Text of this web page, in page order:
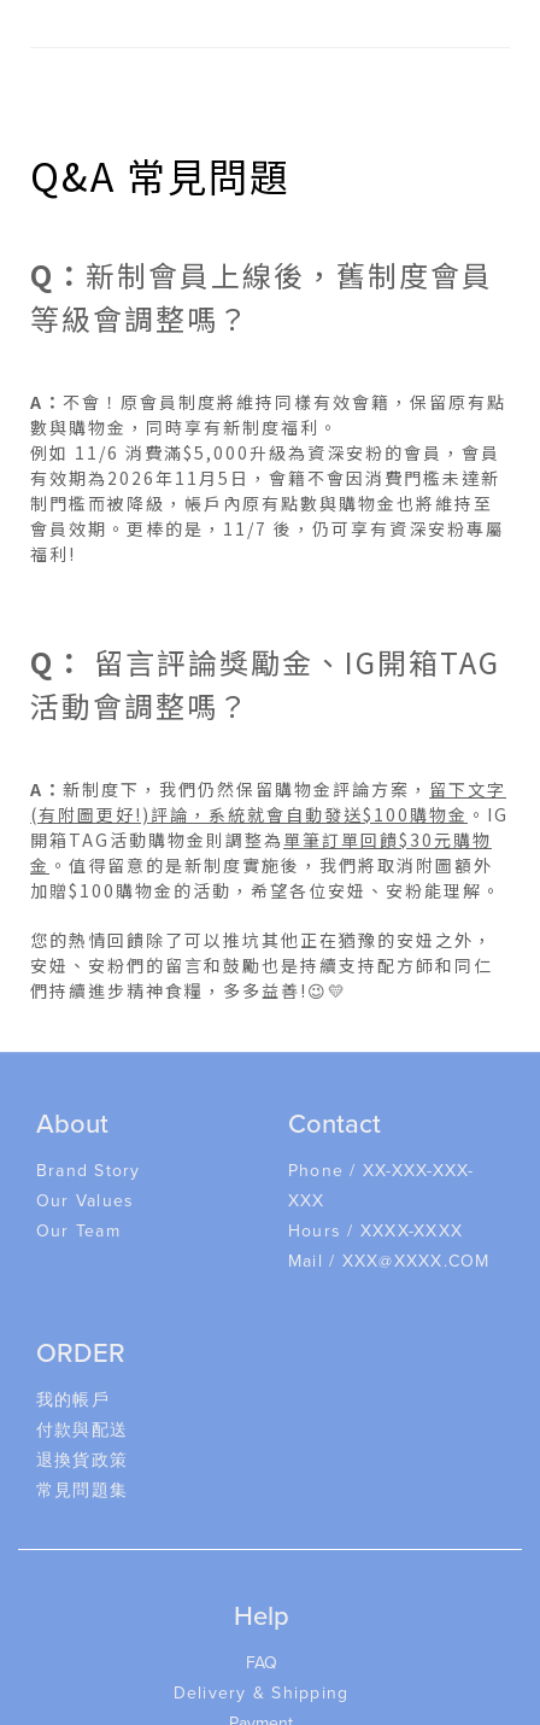
Q&A 常見問題
Q： 新制會員上線後，舊制度會員
等級會調整嗎？
A： 不會！原會員制度將維持同樣有效會籍，保留原有點
數與購物金，同時享有新制度福利。
例如 11/6 消費滿$5,000升級為資深安粉的會員，會員
有效期為2026年11月5日，會籍不會因消費門檻未達新
制門檻而被降級，帳戶內原有點數與購物金也將維持至
會員效期。更棒的是，11/7 後，仍可享有資深安粉專屬
福利!
Q： 留言評論獎勵金、IG開箱TAG
活動會調整嗎？
A： 新制度下，我們仍然保留購物金評論方案， 留下文字
(有附圖更好!)評論，系統就會自動發送$100購物金 。IG
開箱TAG活動購物金則調整為單筆訂單回饋$30元購物
金 。值得留意的是新制度實施後，我們將取消附圖額外
加贈$100購物金的活動，希望各位安妞、安粉能理解。
您的熱情回饋除了可以推坑其他正在猶豫的安妞之外，
安妞、安粉們的留言和鼓勵也是持續支持配方師和同仁
們持續進步精神食糧，多多益善!😉💛
About
Brand Story
Our Values
Our Team
Contact
Phone / XX-XXX-XXX-
XXX
Hours / XXXX-XXXX
Mail / XXX@XXXX.COM
ORDER
我的帳戶
付款與配送
退換貨政策
常見問題集
Help
FAQ
Delivery & Shipping